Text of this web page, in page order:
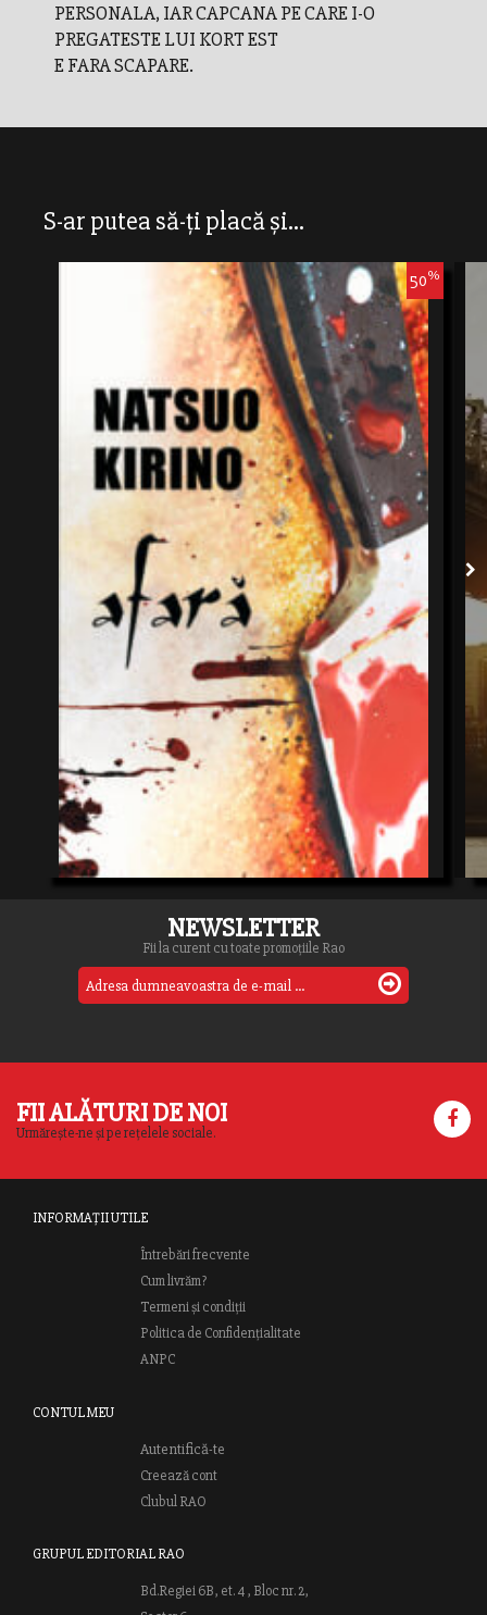
PERSONALA, IAR CAPCANA PE CARE I-O
PREGATESTE LUI KORT EST
E FARA SCAPARE.
S-ar putea să-ți placă și...
50%
NEWSLETTER
Fii la curent cu toate promoțiile Rao
FII ALĂTURI DE NOI
Urmărește-ne și pe rețelele sociale.
INFORMAȚII UTILE
Întrebări frecvente
Cum livrăm?
Termeni și condiții
Politica de Confidențialitate
ANPC
CONTUL MEU
Autentifică-te
Creează cont
Clubul RAO
GRUPUL EDITORIAL RAO
Bd.Regiei 6B, et. 4 , Bloc nr. 2,